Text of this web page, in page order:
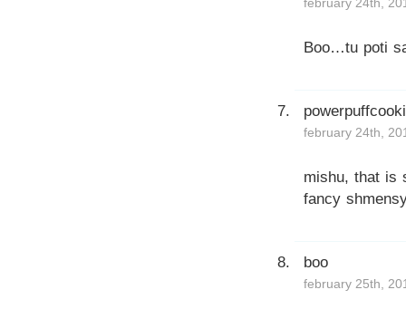
Boo…tu poti
february 24th,
mishu, that is
fancy
boo
february 25th,